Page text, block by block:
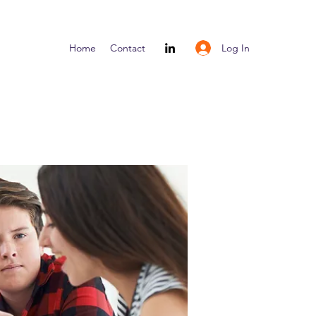
Home Contact Log In